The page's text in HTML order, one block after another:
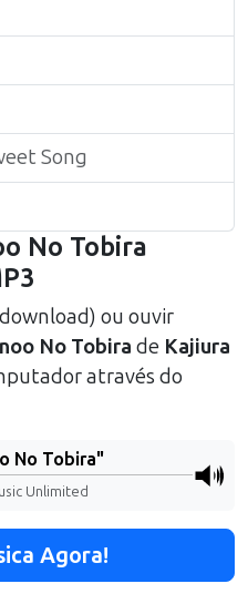
Song
No Tobira
ou ouvir
No Tobira de Kajiura
através do
No Tobira"
Unlimited
Agora!